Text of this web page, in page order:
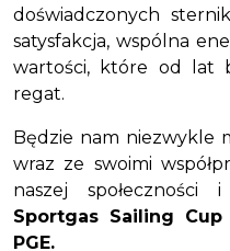
doświadczonych
satysfakcja, wspólna
wartości, które od lat
regat.
Będzie nam niezwykle
wraz ze swoimi
naszej
Sportgas Sailing
PGE.